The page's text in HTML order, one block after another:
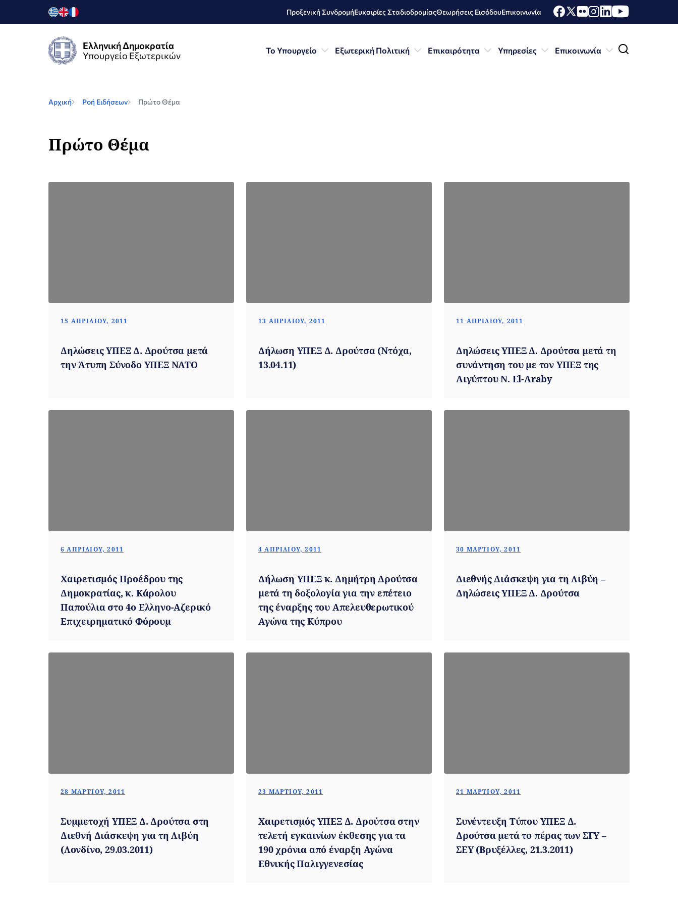
Προξενική ΣυνδρομήΕυκαιρίες ΣταδιοδρομίαςΘεωρήσεις ΕισόδουΕπικοινωνία
Ελληνική Δημοκρατία
Υπουργείο Εξωτερικών
Το Υπουργείο Εξωτερική Πολιτική Επικαιρότητα Υπηρεσίες Επικοινωνία
Αρχική Ροή Ειδήσεων Πρώτο Θέμα
Πρώτο Θέμα
15 ΑΠΡΙΛΊΟΥ, 2011
Δηλώσεις ΥΠΕΞ Δ. Δρούτσα μετά
την Άτυπη Σύνοδο ΥΠΕΞ ΝΑΤΟ
13 ΑΠΡΙΛΊΟΥ, 2011
Δήλωση ΥΠΕΞ Δ. Δρούτσα (Ντόχα,
13.04.11)
11 ΑΠΡΙΛΊΟΥ, 2011
Δηλώσεις ΥΠΕΞ Δ. Δρούτσα μετά τη
συνάντηση του με τον ΥΠΕΞ της
Αιγύπτου N. El-Araby
6 ΑΠΡΙΛΊΟΥ, 2011
Χαιρετισμός Προέδρου της
Δημοκρατίας, κ. Κάρολου
Παπούλια στο 4ο Ελληνο-Αζερικό
Επιχειρηματικό Φόρουμ
4 ΑΠΡΙΛΊΟΥ, 2011
Δήλωση ΥΠΕΞ κ. Δημήτρη Δρούτσα
μετά τη δοξολογία για την επέτειο
της έναρξης του Απελευθερωτικού
Αγώνα της Κύπρου
30 ΜΑΡΤΊΟΥ, 2011
Διεθνής Διάσκεψη για τη Λιβύη –
Δηλώσεις ΥΠΕΞ Δ. Δρούτσα
28 ΜΑΡΤΊΟΥ, 2011
Συμμετοχή ΥΠΕΞ Δ. Δρούτσα στη
Διεθνή Διάσκεψη για τη Λιβύη
(Λονδίνο, 29.03.2011)
23 ΜΑΡΤΊΟΥ, 2011
Χαιρετισμός ΥΠΕΞ Δ. Δρούτσα στην
τελετή εγκαινίων έκθεσης για τα
190 χρόνια από έναρξη Αγώνα
Εθνικής Παλιγγενεσίας
21 ΜΑΡΤΊΟΥ, 2011
Συνέντευξη Τύπου ΥΠΕΞ Δ.
Δρούτσα μετά το πέρας των ΣΓΥ –
ΣΕΥ (Βρυξέλλες, 21.3.2011)